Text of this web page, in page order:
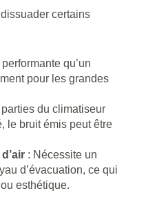
certains
qu’un
pour les grandes
du climatiseur
le bruit émis peut être
: Nécessite un
d’évacuation, ce qui
esthétique.